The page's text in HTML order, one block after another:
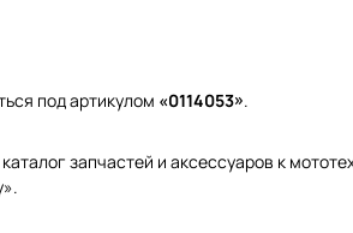
под артикулом «0114053».
запчастей и аксессуаров к